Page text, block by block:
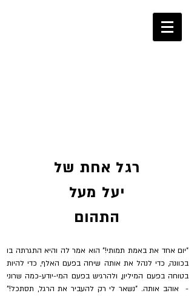
רגל אחת של
יעל מעל
התהום
"יום אחד את באמת תמותי!" הוא אמר לה והיא התגרתה בו
בכוונה, כדי לנהל את אותה שיחה בפעם האלף, כדי להיות
בטוחה בפעם המיליון, ולהרגיש בפעם המי-יודע-כמה שרוני
- אוהב אותה. "נשאר לי רק להעביר את הרגל, תסתכל!"